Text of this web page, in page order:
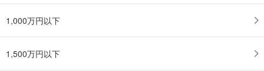
1,000万円以下
1,500万円以下